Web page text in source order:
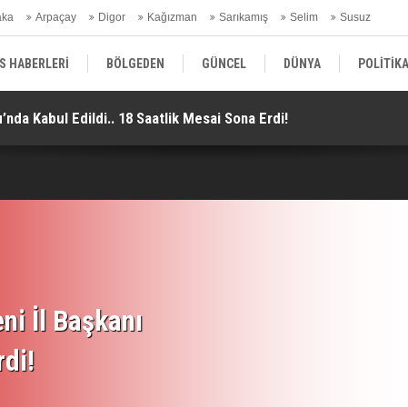
Arpaçay Digor Kağızman Sarıkamış Selim Susuz
HABERLERİ BÖLGEDEN GÜNCEL DÜNYA POLİTİKA
| FİNANS | OTOMOTİV KÜLTÜR | SANAT | MAGAZİN
Kabul Edildi.. 18 Saatlik Mesai Sona Erdi!
İl Başkanı